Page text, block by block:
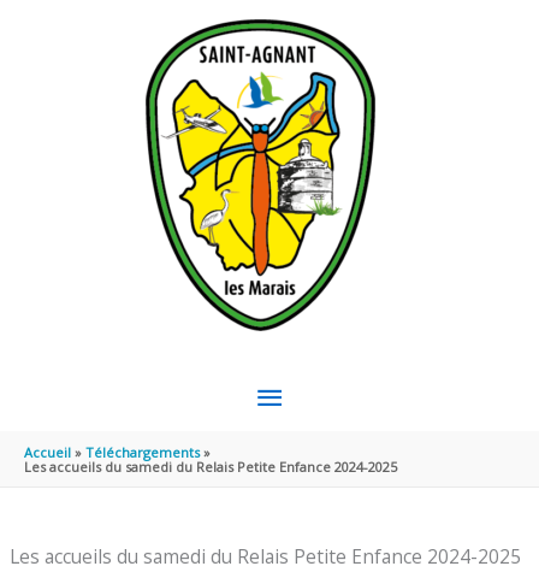
MENU
PRINCIPAL
Accueil
Téléchargements
Les accueils du samedi du Relais Petite Enfance 2024-2025
Les accueils du samedi du Relais Petite Enfance 2024-2025